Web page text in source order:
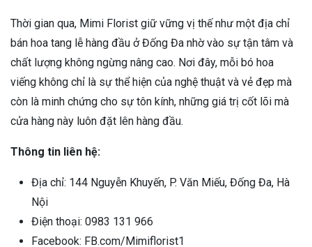
Cam kết về một mức giá cạnh tranh, đem lại giá trị vượt
trội cho mỗi khoản chi.
Thời gian qua, Mimi Florist giữ vững vị thế như một địa chỉ
bán hoa tang lễ hàng đầu ở Đống Đa nhờ vào sự tận tâm và
chất lượng không ngừng nâng cao. Nơi đây, mỗi bó hoa
còn là minh chứng cho sự tôn kính, những giá trị cốt lõi mà
cửa hàng này luôn đặt lên hàng đầu.
Thông tin liên hệ:
Địa chỉ: 144 Nguyễn Khuyến, P. Văn Miếu, Đống Đa, Hà